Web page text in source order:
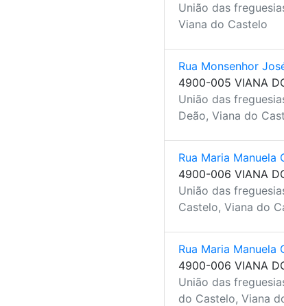
União das
Viana do Castelo
Rua Monsenhor
4900-005 VIANA
União das
Deão, Viana do
Rua Maria Manuela
4900-006 VIANA
União das
Castelo, Viana do
Rua Maria Manuela
4900-006 VIANA
União das
do Castelo, Viana